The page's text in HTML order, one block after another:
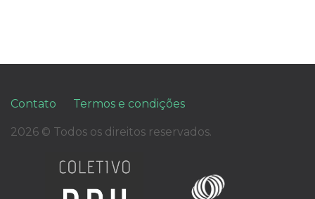
Contato Termos e condições
2026 © Todos os direitos reservados.